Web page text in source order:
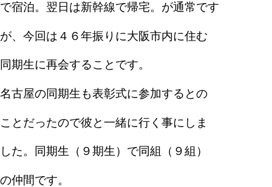
で宿泊。翌日は新幹線で帰宅。が通常です
が、今回は４６年振りに大阪市内に住む
同期生に再会することです。
名古屋の同期生も表彰式に参加するとの
ことだったので彼と一緒に行く事にしま
した。同期生（９期生）で同組（９組）
の仲間です。